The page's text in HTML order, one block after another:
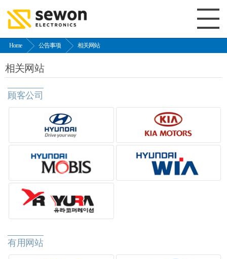
Home 公告事项 相关网站
相关网站
顾客公司
有用网站